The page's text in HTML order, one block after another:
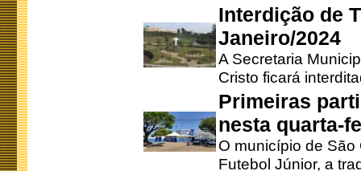
Interdição de
Janeiro/2024
A Secretaria
Cristo ficará
Primeiras
nesta quarta-
O município de
Futebol Júnior, a